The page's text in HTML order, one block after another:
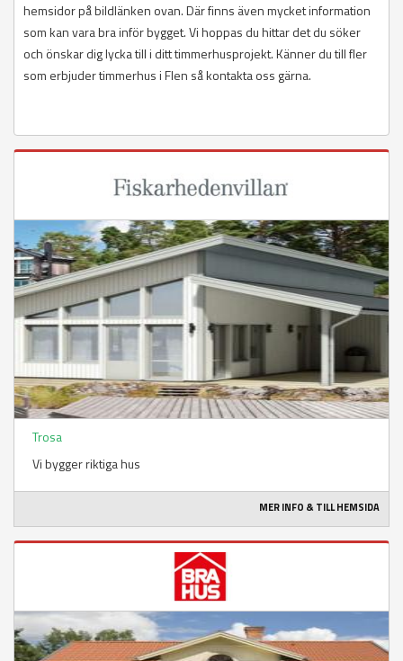
hemsidor på bildlänken ovan. Där finns även mycket information
som kan vara bra inför bygget. Vi hoppas du hittar det du söker
och önskar dig lycka till i ditt timmerhusprojekt. Känner du till fler
som erbjuder timmerhus i Flen så kontakta oss gärna.
Trosa
Vi bygger riktiga hus
MER INFO & TILL HEMSIDA